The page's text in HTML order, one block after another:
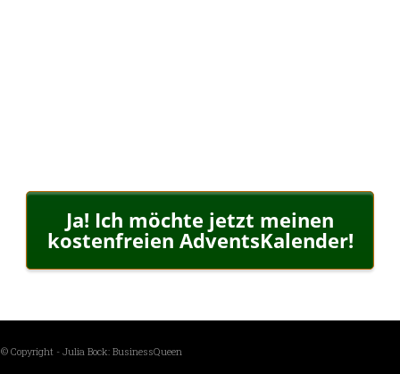
Ja! Ich möchte jetzt meinen
kostenfreien AdventsKalender!
© Copyright - Julia Bock: BusinessQueen